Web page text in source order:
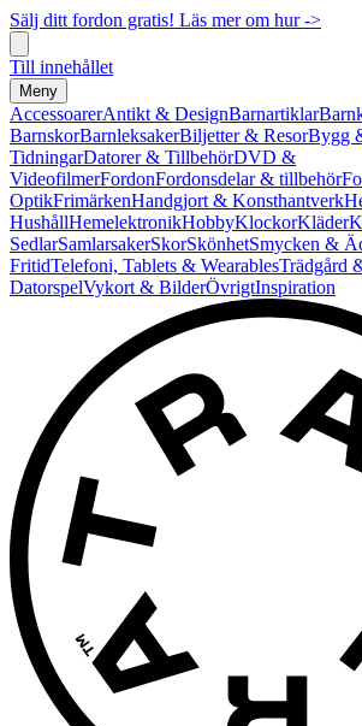
Sälj ditt fordon gratis! Läs mer om hur ->
Till innehållet
Meny
AccessoarerAntikt & DesignBarnartiklar
BarnskorBarnleksakerBiljetter & ResorBygg
TidningarDatorer & TillbehörDVD &
VideofilmerFordonFordonsdelar & tillbehör
OptikFrimärkenHandgjort & Konsthantverk
HushållHemelektronikHobbyKlockorKläder
SedlarSamlarsakerSkorSkönhetSmycken &
FritidTelefoni, Tablets & WearablesTrädgård
DatorspelVykort & BilderÖvrigtInspiration